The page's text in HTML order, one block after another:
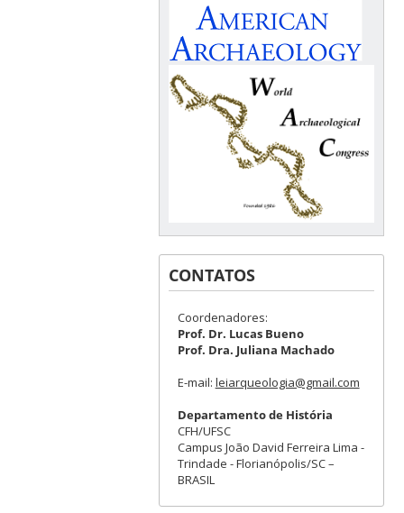
CONTATOS
Coordenadores:
Prof. Dr. Lucas Bueno
Prof. Dra. Juliana Machado
E-mail: leiarqueologia@gmail.com
Departamento de História
CFH/UFSC
Campus João David Ferreira Lima -
Trindade - Florianópolis/SC –
BRASIL